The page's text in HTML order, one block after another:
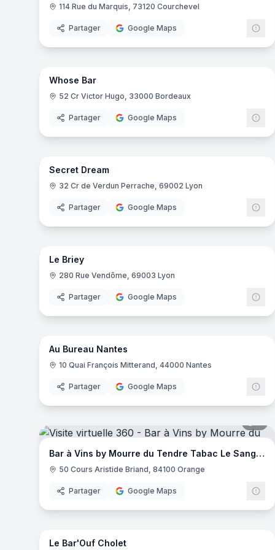
114 Rue du Marquis, 73120 Courchevel
Partager Google Maps
10
Whose Bar
52 Cr Victor Hugo, 33000 Bordeaux
Partager Google Maps
17
Secret Dream
32 Cr de Verdun Perrache, 69002 Lyon
Partager Google Maps
6
Le Briey
280 Rue Vendôme, 69003 Lyon
Partager Google Maps
11
Au Bureau Nantes
10 Quai François Mitterand, 44000 Nantes
Partager Google Maps
Bar à Vins by Mourre du Tendre Tabac Le Sanglier
50 Cours Aristide Briand, 84100 Orange
Partager Google Maps
16
Le Bar'Ouf Cholet